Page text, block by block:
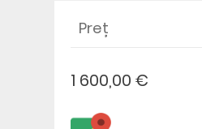
Preț
1 600,00 €